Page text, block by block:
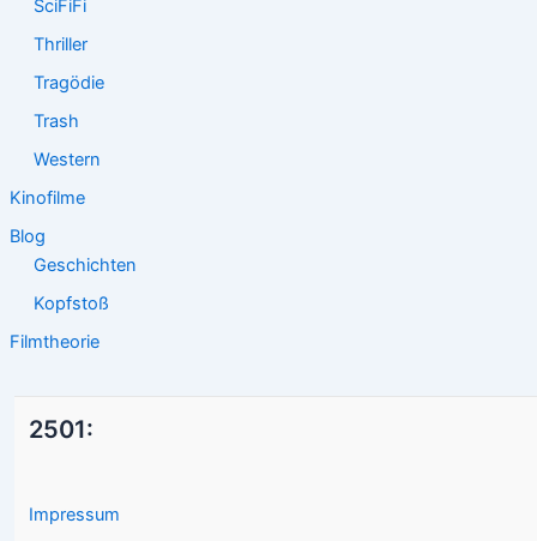
SciFiFi
Thriller
Tragödie
Trash
Western
Kinofilme
Blog
Geschichten
Kopfstoß
Filmtheorie
2501:
Impressum